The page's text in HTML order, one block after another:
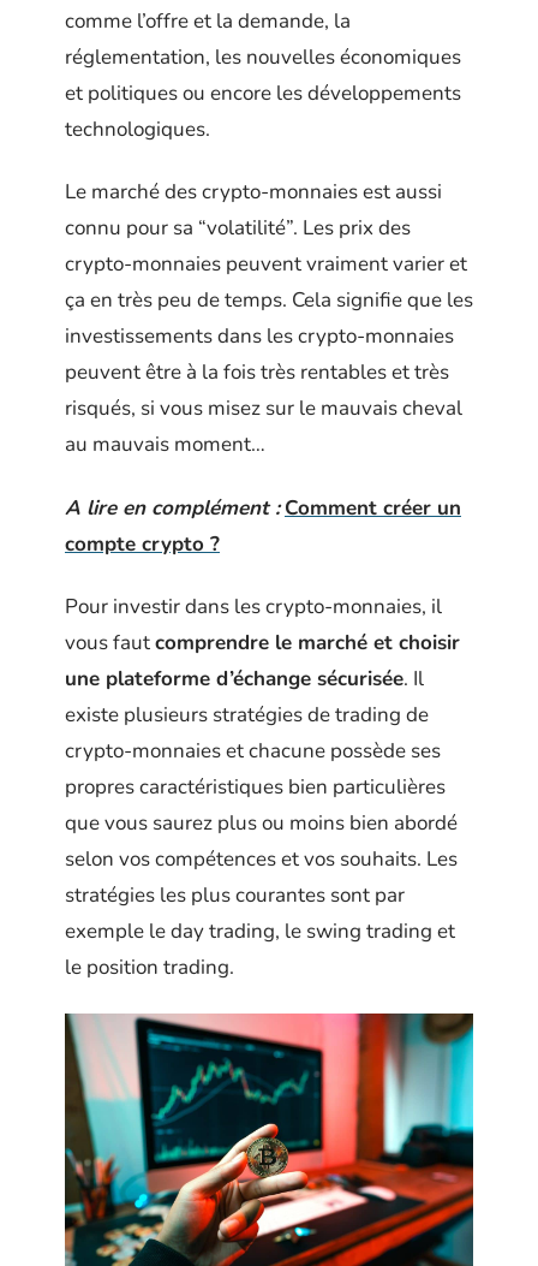
comme l’offre et la demande, la
réglementation, les nouvelles économiques
et politiques ou encore les développements
technologiques.
Le marché des crypto-monnaies est aussi
connu pour sa “volatilité”. Les prix des
crypto-monnaies peuvent vraiment varier et
ça en très peu de temps. Cela signifie que les
investissements dans les crypto-monnaies
peuvent être à la fois très rentables et très
risqués, si vous misez sur le mauvais cheval
au mauvais moment…
A lire en complément : Comment créer un
compte crypto ?
Pour investir dans les crypto-monnaies, il
vous fautcomprendre le marché et choisir
une plateforme d’échange sécurisée. Il
existe plusieurs stratégies de trading de
crypto-monnaies et chacune possède ses
propres caractéristiques bien particulières
que vous saurez plus ou moins bien abordé
selon vos compétences et vos souhaits. Les
stratégies les plus courantes sont par
exemple le day trading, le swing trading et
le position trading.